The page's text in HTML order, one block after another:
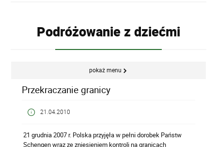
Podróżowanie z dziećmi
pokaż menu
Przekraczanie granicy
21.04.2010
21 grudnia 2007 r. Polska przyjęła w pełni dorobek Państw
Schengen wraz ze zniesieniem kontroli na granicach